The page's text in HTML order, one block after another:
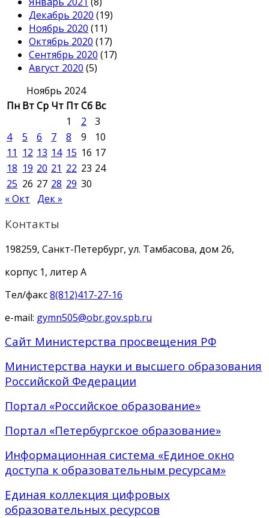
Декабрь 2020 (19)
Ноябрь 2020 (11)
Октябрь 2020 (17)
Сентябрь 2020 (17)
Август 2020 (5)
Ноябрь 2024
Пн ВтСр Чт ПтСб Вс
1
2
3
4
5 6 7 8 9
10
11 12 13 14 15 16 17
18 19 20 21 22 23 24
25 26 27 28 29 30
« Окт Дек »
Контакты
198259, Санкт-Петербург, ул. Тамбасова, дом 26,
корпус 1, литер А
Тел/факс8(812)417-27-16
e-mail: gymn505@obr.gov.spb.ru
Сайт Министерства просвещения РФ
Министерства науки и высшего образования
Российской Федерации
Портал «Российское образование»
Портал «Петербургское образование»
Информационная система «Единое окно
доступа к образовательным ресурсам»
Единая коллекция цифровых
образовательных ресурсов